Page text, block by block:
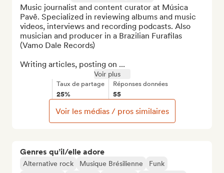
Genres qu’il/elle adore
Alternative rock Musique Brésilienne
Funk
Music journalist and content curator at Música
Pavê. Specialized in reviewing albums and music
videos, interviews and recording podcasts. Also
musician and producer in a Brazilian Furafilas
(Vamo Dale Records)
Writing articles, posting on ...
Voir plus
Taux de partage
25%
Réponses données
55
Voir les médias / pros similaires